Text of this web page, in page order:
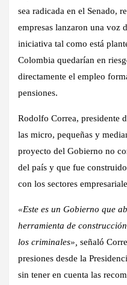
sea radicada en el Senado,
empresas lanzaron una voz
iniciativa tal como está
Colombia quedarían en
directamente el empleo
pensiones.
Rodolfo Correa, presidente
las micro, pequeñas y
proyecto del Gobierno no
del país y que fue
con los sectores
«Este es un Gobierno que
herramienta de
los criminales», señaló
presiones desde la
sin tener en cuenta las